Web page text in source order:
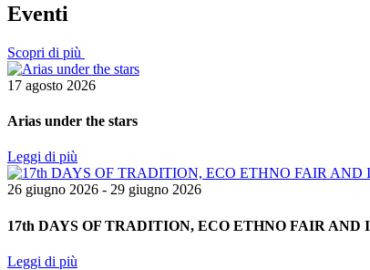
Eventi
Scopri di più
17 agosto 2026
Arias under the stars
Leggi di più
26 giugno 2026 - 29 giugno 2026
17th DAYS OF TRADITION, ECO ETHNO FAIR AND
Leggi di più